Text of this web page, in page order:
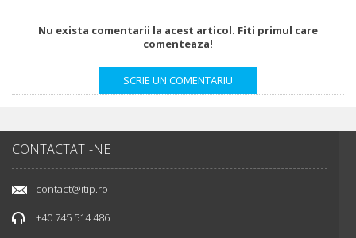
Nu exista comentarii la acest articol. Fiti primul care
comenteaza!
CONTACTATI-NE
contact@itip.ro
+40 745 514 486